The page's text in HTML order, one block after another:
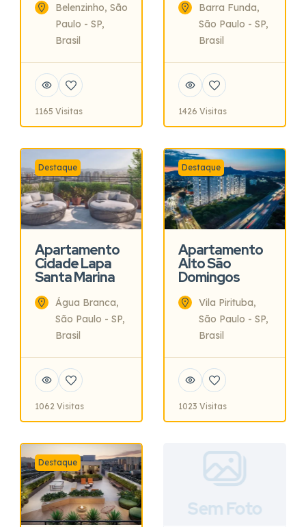
Belenzinho, São
Paulo - SP,
Brasil
1165 Visitas
Barra Funda,
São Paulo - SP,
Brasil
1426 Visitas
Destaque
Apartamento
Cidade Lapa
Santa Marina
Água Branca,
São Paulo - SP,
Brasil
1062 Visitas
Destaque
Apartamento
Alto São
Domingos
Vila Pirituba,
São Paulo - SP,
Brasil
1023 Visitas
Destaque
Sem Foto